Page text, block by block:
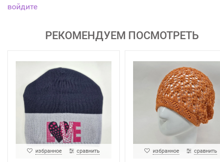
войдите
РЕКОМЕНДУЕМ ПОСМОТРЕТЬ
избранное сравнить избранное сравнить